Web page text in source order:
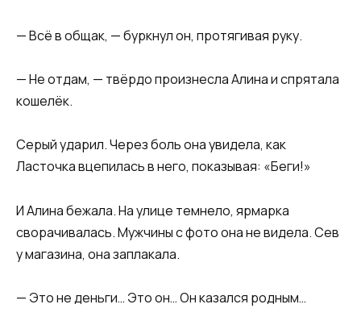
— Всё в общак, — буркнул он, протягивая руку.
— Не отдам, — твёрдо произнесла Алина и спрятала
кошелёк.
Серый ударил. Через боль она увидела, как
Ласточка вцепилась в него, показывая: «Беги!»
И Алина бежала. На улице темнело, ярмарка
сворачивалась. Мужчины с фото она не видела. Сев
у магазина, она заплакала.
— Это не деньги… Это он… Он казался родным…